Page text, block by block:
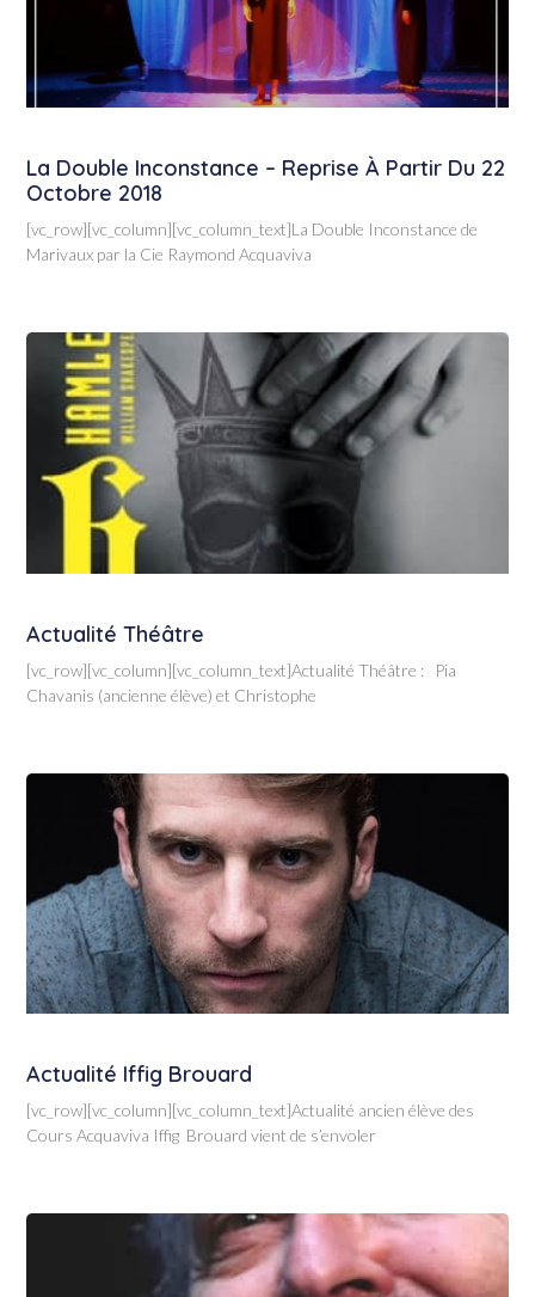
La Double Inconstance – Reprise À Partir Du 22
Octobre 2018
[vc_row][vc_column][vc_column_text]La Double Inconstance de
Marivaux par la Cie Raymond Acquaviva
Actualité Théâtre
[vc_row][vc_column][vc_column_text]Actualité Théâtre : Pia
Chavanis (ancienne élève) et Christophe
Actualité Iffig Brouard
[vc_row][vc_column][vc_column_text]Actualité ancien élève des
Cours Acquaviva Iffig Brouard vient de s’envoler